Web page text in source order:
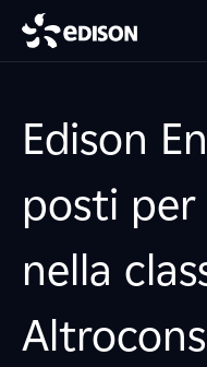
Edison
posti
nella